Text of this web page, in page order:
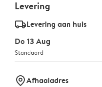
Levering
delivery_standard_v2Levering aan huis
Do 13 Aug
Standaard
marker-pinAfhaaladres